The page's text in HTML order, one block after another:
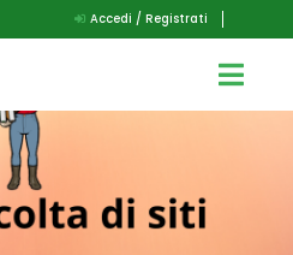
Accedi / Registrati